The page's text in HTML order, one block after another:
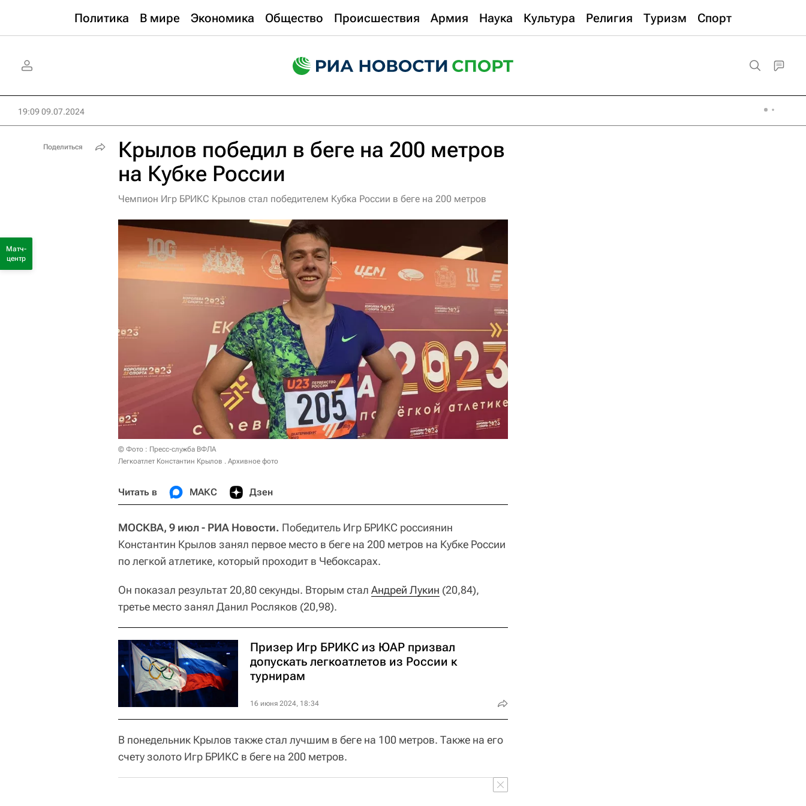
Политика В мире Экономика Общество Происшествия Армия Наука Культура Религия Туризм Спорт
19:09 09.07.2024
Крылов победил в беге на 200 метров
на Кубке России
Чемпион Игр БРИКС Крылов стал победителем Кубка России в беге на 200 метров
© Фото : Пресс-служба ВФЛА
Легкоатлет Константин Крылов . Архивное фото
Читать в МАКС Дзен
МОСКВА, 9 июл - РИА Новости. Победитель Игр БРИКС россиянин
Константин Крылов занял первое место в беге на 200 метров на Кубке России
по легкой атлетике, который проходит в Чебоксарах.
Он показал результат 20,80 секунды. Вторым стал Андрей Лукин (20,84),
третье место занял Данил Росляков (20,98).
Призер Игр БРИКС из ЮАР призвал
допускать легкоатлетов из России к
турнирам
16 июня 2024, 18:34
В понедельник Крылов также стал лучшим в беге на 100 метров. Также на его
счету золото Игр БРИКС в беге на 200 метров.
Поделиться
Матч-
центр